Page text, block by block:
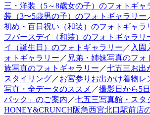
三・洋装（5～8歳女の子）のフォトギャ
装（3〜5歳男の子）のフォトギャラリー
初め・百日祝い（和装）のフォトギャラ
フバースデイ（和装）のフォトギャラリ
イ（誕生日）のフォトギャラリー ／ 入園
ォトギャラリー ／ 兄弟・姉妹写真のフォ
族写真のフォトギャラリー ／七五三お出
スタイリング／お宮参りお出かけ着物レ
写真・全データのススメ ／撮影日から5
パック」のご案内 ／七五三写真館・スタ
HONEY&CRUNCH阪急西宮北口駅前店